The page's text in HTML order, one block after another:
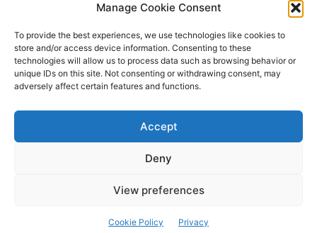
Manage Cookie Consent
To provide the best experiences, we use technologies like cookies to
store and/or access device information. Consenting to these
technologies will allow us to process data such as browsing behavior or
unique IDs on this site. Not consenting or withdrawing consent, may
adversely affect certain features and functions.
Accept
Deny
View preferences
Cookie Policy Privacy
Podlech, il Cile lo ha condannato
all’ergastolo
Era ubriaca…
© tagDiv - All rights reserved. Made with
complete News Portal about living, lifestyle,
fashion and wellness. Take your time and
experience!